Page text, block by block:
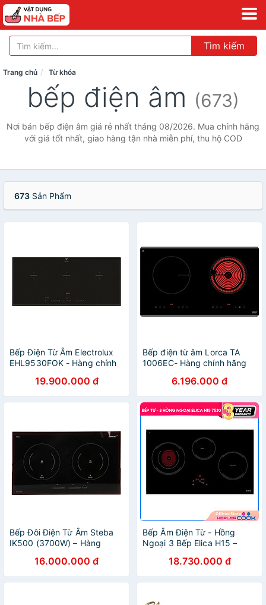
Tìm kiếm
Trang chủ Từ khóa
bếp điện âm (673)
Nơi bán bếp điện âm giá rẻ nhất tháng 08/2026. Mua chính hãng
với giá tốt nhất, giao hàng tận nhà miễn phí, thu hộ COD
673 Sản Phẩm
Bếp Điện Từ Âm Electrolux
EHL9530FOK - Hàng chính
19.900.000 đ
Bếp điện từ âm Lorca TA
1006EC- Hàng chính hãng
6.196.000 đ
Bếp Đôi Điện Từ Âm Steba
IK500 (3700W) – Hàng
16.000.000 đ
Bếp Âm Điện Từ - Hồng
Ngoại 3 Bếp Elica H15 –
7400W) - Hàng Chính Hãng
18.730.000 đ